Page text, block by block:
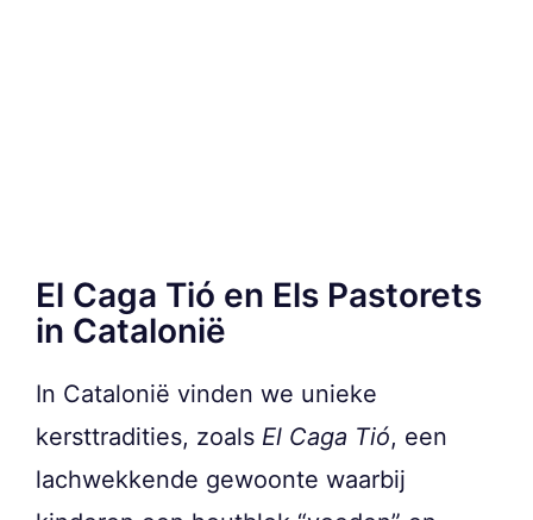
El Caga Tió en Els Pastorets
in Catalonië
In Catalonië vinden we unieke
kersttradities, zoals El Caga Tió, een
lachwekkende gewoonte waarbij